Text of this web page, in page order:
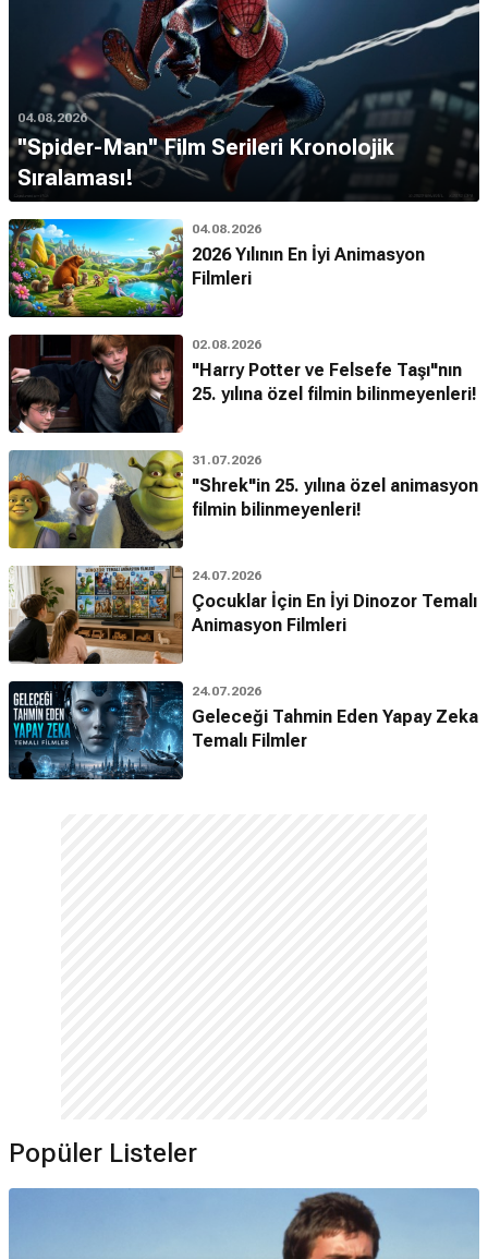
04.08.2026
''Spider-Man'' Film Serileri Kronolojik
Sıralaması!
04.08.2026
2026 Yılının En İyi Animasyon
Filmleri
02.08.2026
"Harry Potter ve Felsefe Taşı"nın
25. yılına özel filmin bilinmeyenleri!
31.07.2026
"Shrek"in 25. yılına özel animasyon
filmin bilinmeyenleri!
24.07.2026
Çocuklar İçin En İyi Dinozor Temalı
Animasyon Filmleri
24.07.2026
Geleceği Tahmin Eden Yapay Zeka
Temalı Filmler
Popüler Listeler